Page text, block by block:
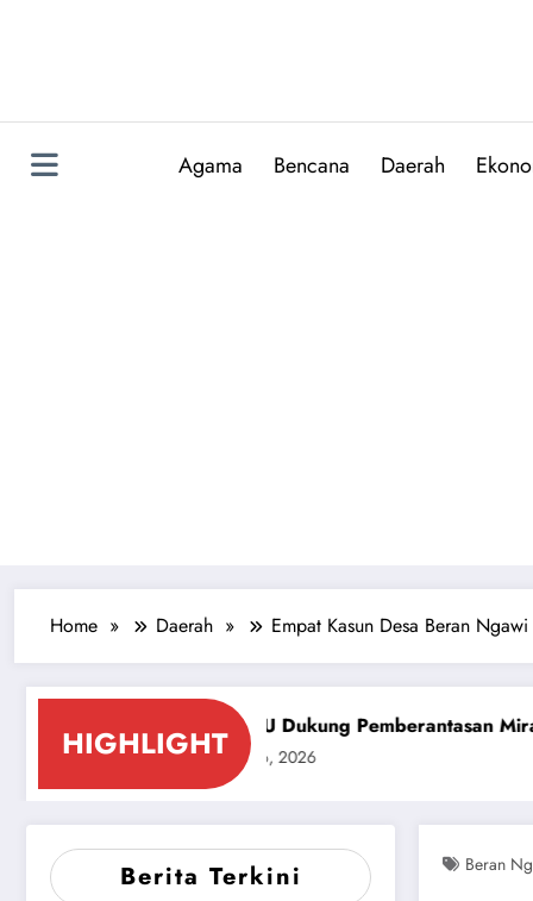
Agama Bencana Daerah
Home Daerah Empat Kasun Desa Beran
HIGHLIGHT
PCNU Dukung Pemberantasan Miras dan Pekat
July 26, 2026
Berita Terkini Beran